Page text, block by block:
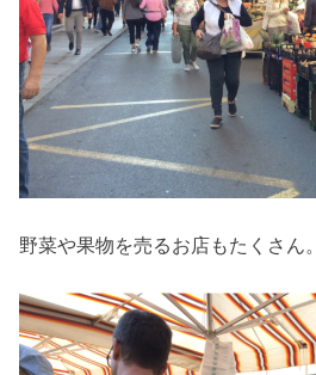
野菜や果物を売るお店もたくさん。